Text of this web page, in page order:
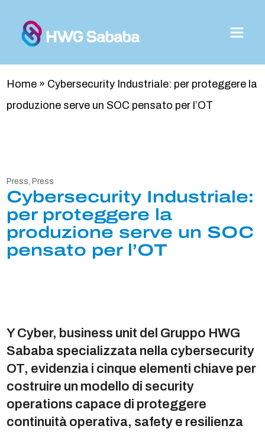
Home » Cybersecurity Industriale: per proteggere la
produzione serve un SOC pensato per l’OT
Press, Press
Cybersecurity Industriale:
per proteggere la
produzione serve un SOC
pensato per l’OT
Y Cyber, business unit del Gruppo HWG
Sababa specializzata nella cybersecurity
OT, evidenzia i cinque elementi chiave per
costruire un modello di security
operations capace di proteggere
continuità operativa, safety e resilienza